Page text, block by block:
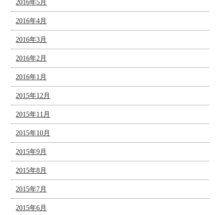
2016年5月
2016年4月
2016年3月
2016年2月
2016年1月
2015年12月
2015年11月
2015年10月
2015年9月
2015年8月
2015年7月
2015年6月